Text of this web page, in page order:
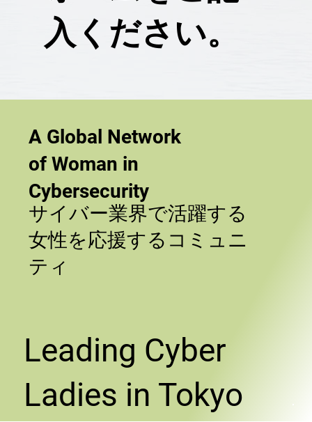
入ください。
A Global Network
of Woman in
Cybersecurity
サイバー業界で活躍する
女性を応援するコミュニ
ティ
Leading Cyber
Ladies ​in Tokyo